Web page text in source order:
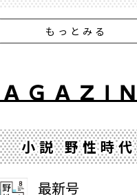
もっとみる
小説 野性時代
最新号